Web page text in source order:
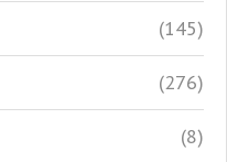
(145)
(276)
(8)